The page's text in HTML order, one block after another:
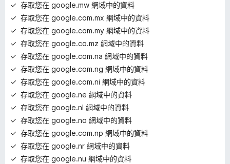
存取您在 google.mw 網域中的資料
存取您在 google.com.mx 網域中的資料
存取您在 google.com.my 網域中的資料
存取您在 google.co.mz 網域中的資料
存取您在 google.com.na 網域中的資料
存取您在 google.com.ng 網域中的資料
存取您在 google.com.ni 網域中的資料
存取您在 google.ne 網域中的資料
存取您在 google.nl 網域中的資料
存取您在 google.no 網域中的資料
存取您在 google.com.np 網域中的資料
存取您在 google.nr 網域中的資料
存取您在 google.nu 網域中的資料